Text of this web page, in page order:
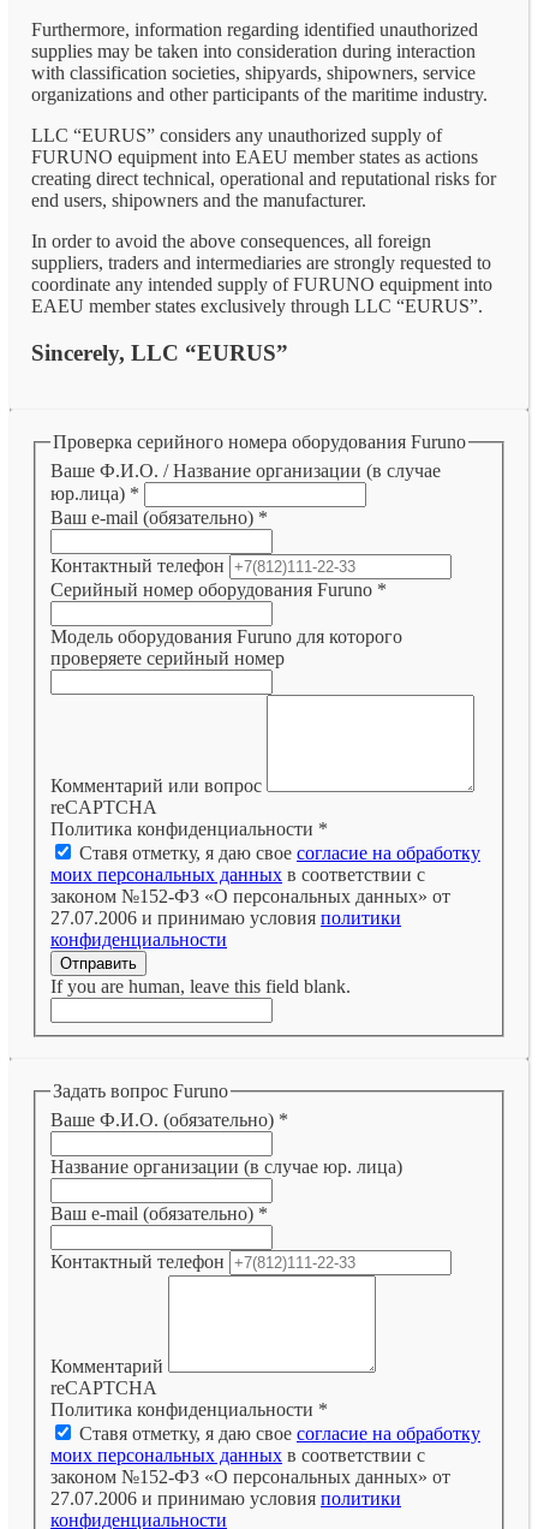
Furthermore, information regarding identified unauthorized
supplies may be taken into consideration during interaction
with classification societies, shipyards, shipowners, service
organizations and other participants of the maritime industry.
LLC “EURUS” considers any unauthorized supply of
FURUNO equipment into EAEU member states as actions
creating direct technical, operational and reputational risks for
end users, shipowners and the manufacturer.
In order to avoid the above consequences, all foreign
suppliers, traders and intermediaries are strongly requested to
coordinate any intended supply of FURUNO equipment into
EAEU member states exclusively through LLC “EURUS”.
Sincerely, LLC “EURUS”
Проверка серийного номера оборудования Furuno
Ваше Ф.И.О. / Название организации (в случае
юр.лица) *
Ваш e-mail (обязательно) *
Контактный телефон
Серийный номер оборудования Furuno *
Модель оборудования Furuno для которого
проверяете серийный номер
Комментарий или вопрос
reCAPTCHA
Политика конфиденциальности *
Ставя отметку, я даю свое согласие на обработку
моих персональных данных в соответствии с
законом №152-ФЗ «О персональных данных» от
27.07.2006 и принимаю условия политики
конфиденциальности
Отправить
If you are human, leave this field blank.
Задать вопрос Furuno
Ваше Ф.И.О. (обязательно) *
Название организации (в случае юр. лица)
Ваш e-mail (обязательно) *
Контактный телефон
Комментарий
reCAPTCHA
Политика конфиденциальности *
Ставя отметку, я даю свое согласие на обработку
моих персональных данных в соответствии с
законом №152-ФЗ «О персональных данных» от
27.07.2006 и принимаю условия политики
конфиденциальности